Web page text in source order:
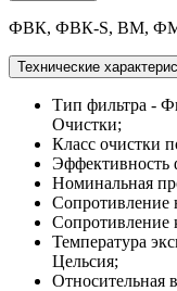
ФВК, ФВК-S, ВМ,
Технические
Тип фильтра -
Очистки;
Класс очистки
Эффективность
Номинальная
Сопротивление
Сопротивление
Температура
Цельсия;
Относительная